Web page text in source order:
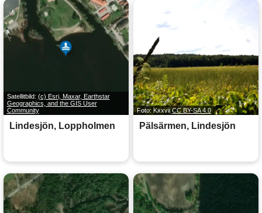
Satellitbild: (c) Esri, Maxar, Earthstar
Geographics, and the GIS User
Community
Lindesjön, Loppholmen
Foto: KxxviiCC BY-SA 4.0
Pälsärmen, Lindesjön